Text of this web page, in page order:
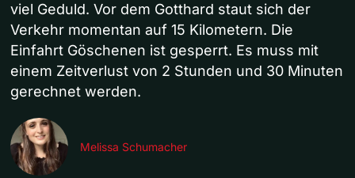
viel Geduld. Vor dem Gotthard staut sich der
Verkehr momentan auf 15 Kilometern. Die
Einfahrt Göschenen ist gesperrt. Es muss mit
einem Zeitverlust von 2 Stunden und 30 Minuten
gerechnet werden.
Melissa Schumacher